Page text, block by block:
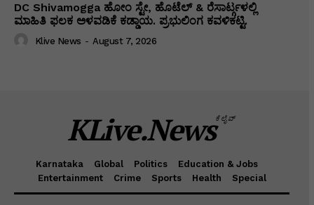
DC Shivamogga ಹೋಂ ಸ್ಟೇ, ಹೊಟೆಲ್ & ರೆಸಾರ್ಟ್ಗಳಲ್ಲಿ
ಮಾಹಿತಿ ಫಲಕ ಅಳವಡಿಕೆ ಕಡ್ಡಾಯ. ಪ್ರಭುಲಿಂಗ ಕವಳಿಕಟ್ಟಿ.
Klive News - August 7, 2026
KLive.Newsಕೆಲೈವ್
Karnataka Global Politics
Education & Jobs
Entertainment
Crime Sports Health Special